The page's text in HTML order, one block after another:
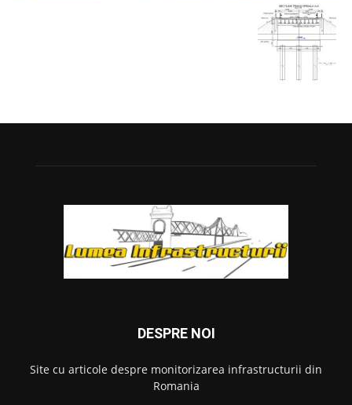
DESPRE NOI
Site cu articole despre monitorizarea infrastructurii din
Romania